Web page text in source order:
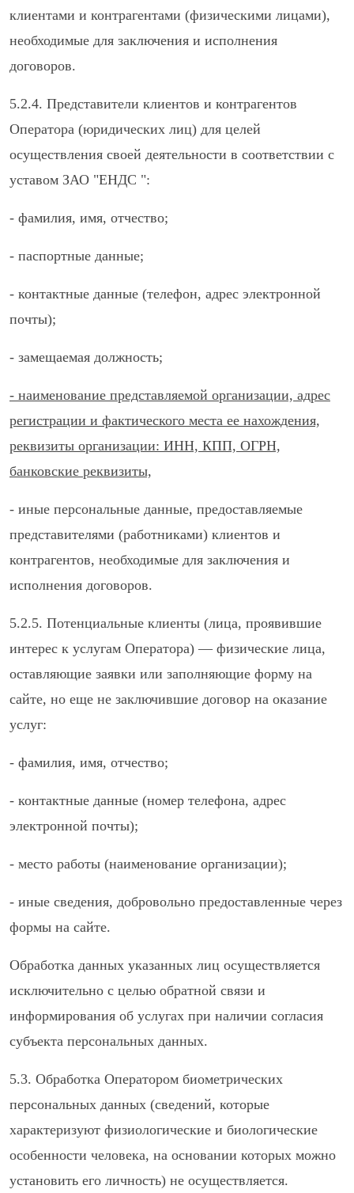
клиентами и контрагентами (физическими лицами),
необходимые для заключения и исполнения
договоров.
5.2.4. Представители клиентов и контрагентов
Оператора (юридических лиц) для целей
осуществления своей деятельности в соответствии с
уставом ЗАО "ЕНДС ":
- фамилия, имя, отчество;
- паспортные данные;
- контактные данные (телефон, адрес электронной
почты);
- замещаемая должность;
- наименование представляемой организации, адрес
регистрации и фактического места ее нахождения,
реквизиты организации: ИНН, КПП, ОГРН,
банковские реквизиты,
- иные персональные данные, предоставляемые
представителями (работниками) клиентов и
контрагентов, необходимые для заключения и
исполнения договоров.
5.2.5. Потенциальные клиенты (лица, проявившие
интерес к услугам Оператора) — физические лица,
оставляющие заявки или заполняющие форму на
сайте, но еще не заключившие договор на оказание
услуг:
- фамилия, имя, отчество;
- контактные данные (номер телефона, адрес
электронной почты);
- место работы (наименование организации);
- иные сведения, добровольно предоставленные через
формы на сайте.
Обработка данных указанных лиц осуществляется
исключительно с целью обратной связи и
информирования об услугах при наличии согласия
субъекта персональных данных.
5.3. Обработка Оператором биометрических
персональных данных (сведений, которые
характеризуют физиологические и биологические
особенности человека, на основании которых можно
установить его личность) не осуществляется.